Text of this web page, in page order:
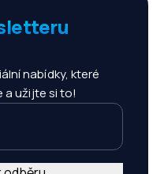
nabídky, které
a užijte si to!